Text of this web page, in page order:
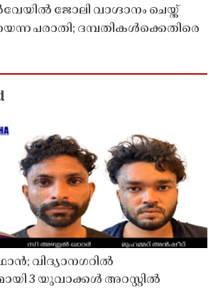
ജോലി വാഗ്ദാനം ചെയ്ത്
പരാതി; ദമ്പതികൾക്കെതിരെ
വിദ്യാനഗറിൽ
3 യുവാക്കൾ അറസ്റ്റിൽ